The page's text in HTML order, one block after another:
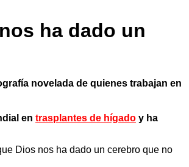
ha dado un
novelada de quienes trabajan en
en trasplantes de hígado y ha
Dios nos ha dado un cerebro que no